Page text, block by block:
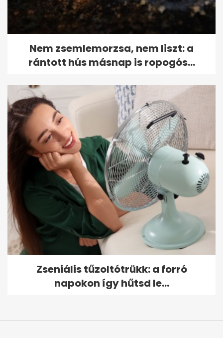
Nem zsemlemorzsa, nem liszt: a
rántott hús másnap is ropogós...
Zseniális tűzoltótrükk: a forró
napokon így hűtsd le...